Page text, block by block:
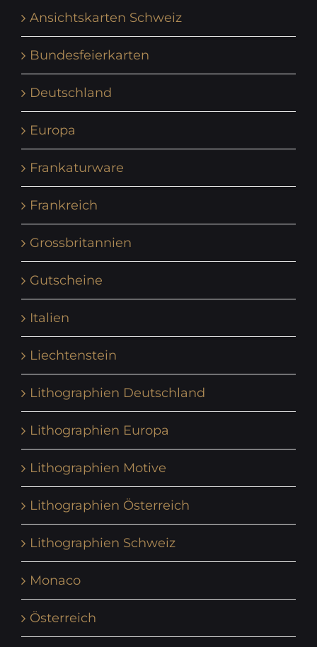
Ansichtskarten Schweiz
Bundesfeierkarten
Deutschland
Europa
Frankaturware
Frankreich
Grossbritannien
Gutscheine
Italien
Liechtenstein
Lithographien Deutschland
Lithographien Europa
Lithographien Motive
Lithographien Österreich
Lithographien Schweiz
Monaco
Österreich